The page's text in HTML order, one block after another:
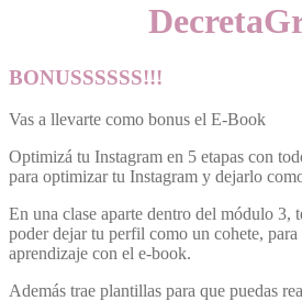
BONUSSSSSS!!!
Vas a llevarte como bonus el E-Book
Optimizá tu Instagram en 5 etapas con
para optimizar tu Instagram y dejarlo
En una clase aparte dentro del módulo 3,
poder dejar tu perfil como un cohete,
aprendizaje con el e-book.
Además trae plantillas para que puedas